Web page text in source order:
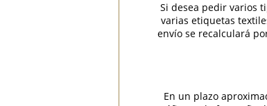
Si desea pedir varios
varias etiquetas
envío se recalculará
En un plazo